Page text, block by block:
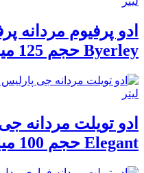
ادو پرفیوم مردانه
Byerley حجم 125 میلی لیتر
Elegant حجم 100 میلی لیتر